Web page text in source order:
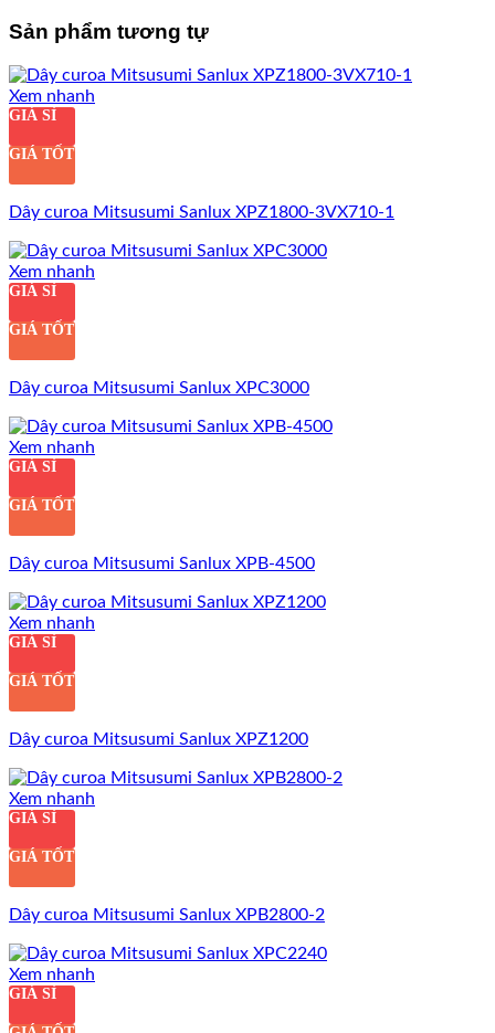
Sản phẩm tương tự
Xem nhanh
GIÁ SỈ
GIÁ TỐT
Dây curoa Mitsusumi Sanlux XPZ1800-3VX710-1
Xem nhanh
GIÁ SỈ
GIÁ TỐT
Dây curoa Mitsusumi Sanlux XPC3000
Xem nhanh
GIÁ SỈ
GIÁ TỐT
Dây curoa Mitsusumi Sanlux XPB-4500
Xem nhanh
GIÁ SỈ
GIÁ TỐT
Dây curoa Mitsusumi Sanlux XPZ1200
Xem nhanh
GIÁ SỈ
GIÁ TỐT
Dây curoa Mitsusumi Sanlux XPB2800-2
Xem nhanh
GIÁ SỈ